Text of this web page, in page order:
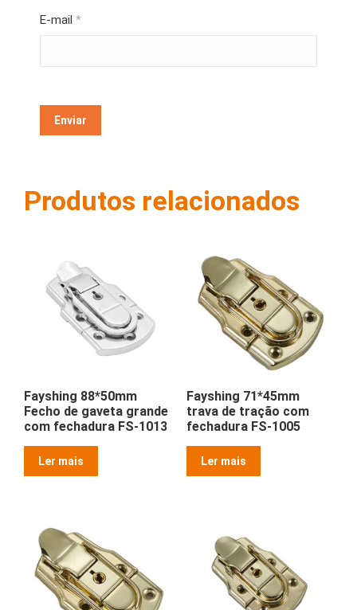
E-mail *
Produtos relacionados
Fayshing 88*50mm
Fecho de gaveta grande
com fechadura FS-1013
Ler mais
Fayshing 71*45mm
trava de tração com
fechadura FS-1005
Ler mais